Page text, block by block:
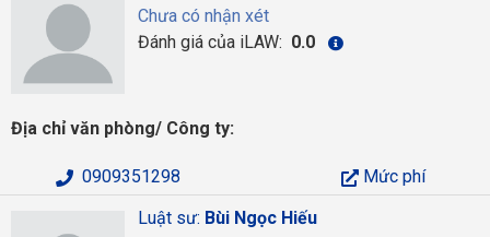
Chưa có nhận xét
Đánh giá của iLAW: 0.0
Địa chỉ văn phòng/ Công ty:
0909351298
Mức phí
Luật sư: Bùi Ngọc Hiếu